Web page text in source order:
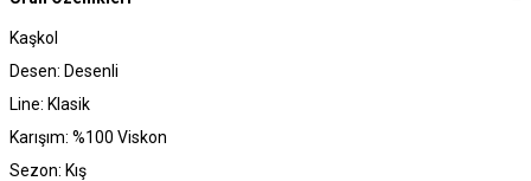
Kaşkol
Desen: Desenli
Line: Klasik
Karışım: %100 Viskon
Sezon: Kış